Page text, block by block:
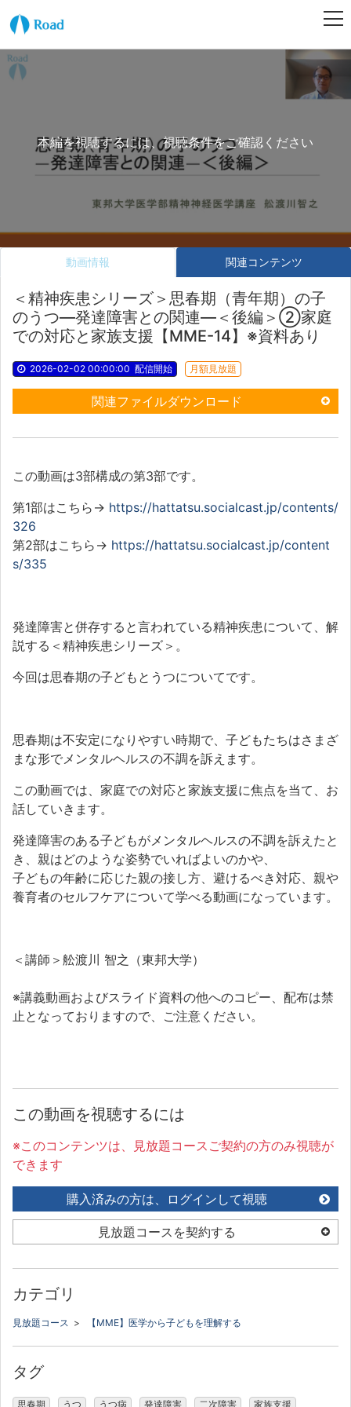
本編を視聴するには、視聴条件をご確認ください
動画情報 関連コンテンツ
＜精神疾患シリーズ＞思春期（青年期）の子
のうつ―発達障害との関連―＜後編＞②家庭
での対応と家族支援【MME-14】※資料あり
2026-02-02 00:00:00 配信開始 月額見放題
関連ファイルダウンロード
この動画は3部構成の第3部です。
第1部はこちら→ https://hattatsu.socialcast.jp/contents/
326
第2部はこちら→ https://hattatsu.socialcast.jp/content
s/335
発達障害と併存すると言われている精神疾患について、解
説する＜精神疾患シリーズ＞。
今回は思春期の子どもとうつについてです。
思春期は不安定になりやすい時期で、子どもたちはさまざ
まな形でメンタルヘルスの不調を訴えます。
この動画では、家庭での対応と家族支援に焦点を当て、お
話していきます。
発達障害のある子どもがメンタルヘルスの不調を訴えたと
き、親はどのような姿勢でいればよいのかや、
子どもの年齢に応じた親の接し方、避けるべき対応、親や
養育者のセルフケアについて学べる動画になっています。
＜講師＞舩渡川 智之（東邦大学）
※講義動画およびスライド資料の他へのコピー、配布は禁
止となっておりますので、ご注意ください。
この動画を視聴するには
※このコンテンツは、見放題コースご契約の方のみ視聴が
できます
購入済みの方は、ログインして視聴
見放題コースを契約する
カテゴリ
見放題コース > 【MME】医学から子どもを理解する
タグ
思春期 うつ うつ病 発達障害 二次障害 家族支援